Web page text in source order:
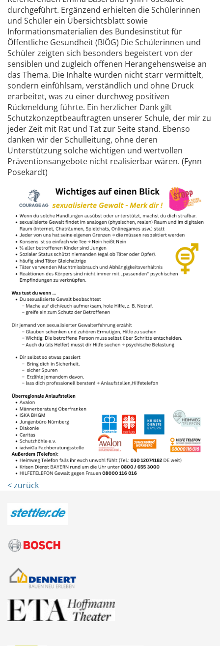
durchgeführt. Ergänzend erhielten die Schülerinnen
und Schüler ein Übersichtsblatt sowie
Informationsmaterialien des Bundesinstitut für
Öffentliche Gesundheit (BIÖG) Die Schülerinnen und
Schüler zeigten sich besonders begeistert von der
sensiblen und zugleich offenen Herangehensweise an
das Thema. Die Inhalte wurden nicht starr vermittelt,
sondern einfühlsam, verständlich und ohne Druck
erarbeitet, was zu einer durchweg positiven
Rückmeldung führte. Ein herzlicher Dank gilt
Schutzkonzeptbeauftragten unserer Schule, der mir zu
jeder Zeit mit Rat und Tat zur Seite stand. Ebenso
danken wir der Schulleitung, ohne deren
Unterstützung solche wichtigen und wertvollen
Präventionsangebote nicht realisierbar wären. (Fynn
Posekardt)
< zurück